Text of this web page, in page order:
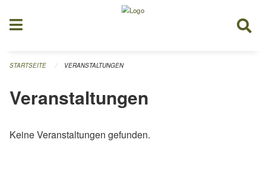
STARTSEITE VERANSTALTUNGEN
Veranstaltungen
Keine Veranstaltungen gefunden.